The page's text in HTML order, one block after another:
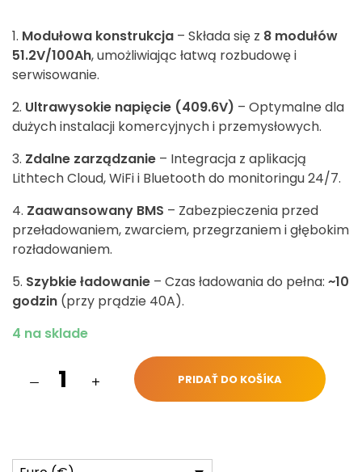
Modułowa konstrukcja – Składa się z 8 modułów
51.2V/100Ah, umożliwiając łatwą rozbudowę i
serwisowanie.
Ultrawysokie napięcie (409.6V) – Optymalne dla
dużych instalacji komercyjnych i przemysłowych.
Zdalne zarządzanie – Integracja z aplikacją
Lithtech Cloud, WiFi i Bluetooth do monitoringu 24/7.
Zaawansowany BMS – Zabezpieczenia przed
przeładowaniem, zwarciem, przegrzaniem i głębokim
rozładowaniem.
Szybkie ładowanie – Czas ładowania do pełna: ~10
godzin (przy prądzie 40A).
4 na sklade
PRIDAŤ DO KOŠÍKA